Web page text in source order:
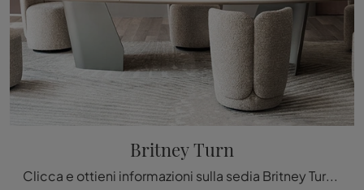
Britney Turn
Clicca e ottieni informazioni sulla sedia Britney Turn di Cattelan Italia in tessuto: le più esclusive Sedie fisse design ti attendono.